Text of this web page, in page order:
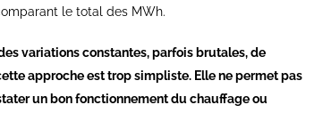
le total des MWh.
variations constantes, parfois brutales, de
approche est trop simpliste. Elle ne permet pas
un bon fonctionnement du chauffage ou